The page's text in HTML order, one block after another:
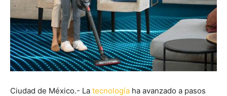
Ciudad de México.- La tecnología ha avanzado a pasos